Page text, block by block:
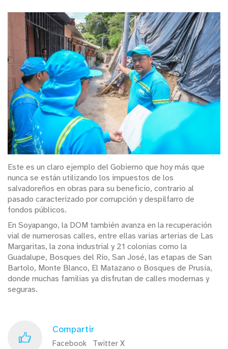
Este es un claro ejemplo del Gobierno que hoy más que
nunca se están utilizando los impuestos de los
salvadoreños en obras para su beneficio, contrario al
pasado caracterizado por corrupción y despilfarro de
fondos públicos.
En Soyapango, la DOM también avanza en la recuperación
vial de numerosas calles, entre ellas varias arterias de Las
Margaritas, la zona industrial y 21 colonias como la
Guadalupe, Bosques del Río, San José, las etapas de San
Bartolo, Monte Blanco, El Matazano o Bosques de Prusia,
donde muchas familias ya disfrutan de calles modernas y
seguras.
Compartir
Facebook Twitter X